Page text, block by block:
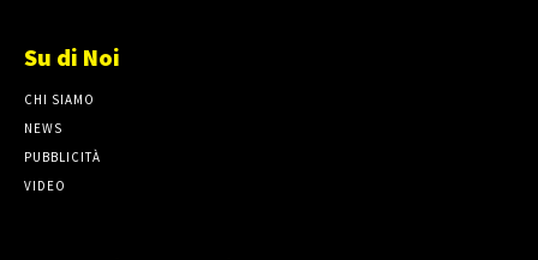
Su di Noi
CHI SIAMO
NEWS
PUBBLICITÀ
VIDEO